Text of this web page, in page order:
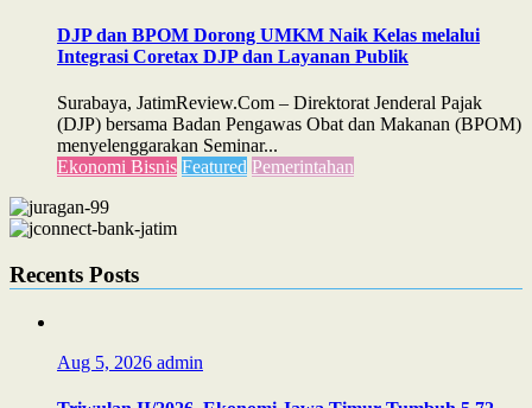
DJP dan BPOM Dorong UMKM Naik Kelas melalui
Integrasi Coretax DJP dan Layanan Publik
Surabaya, JatimReview.Com – Direktorat Jenderal Pajak
(DJP) bersama Badan Pengawas Obat dan Makanan (BPOM)
menyelenggarakan Seminar...
Ekonomi Bisnis Featured Pemerintahan
Recents Posts
Aug 5, 2026 admin